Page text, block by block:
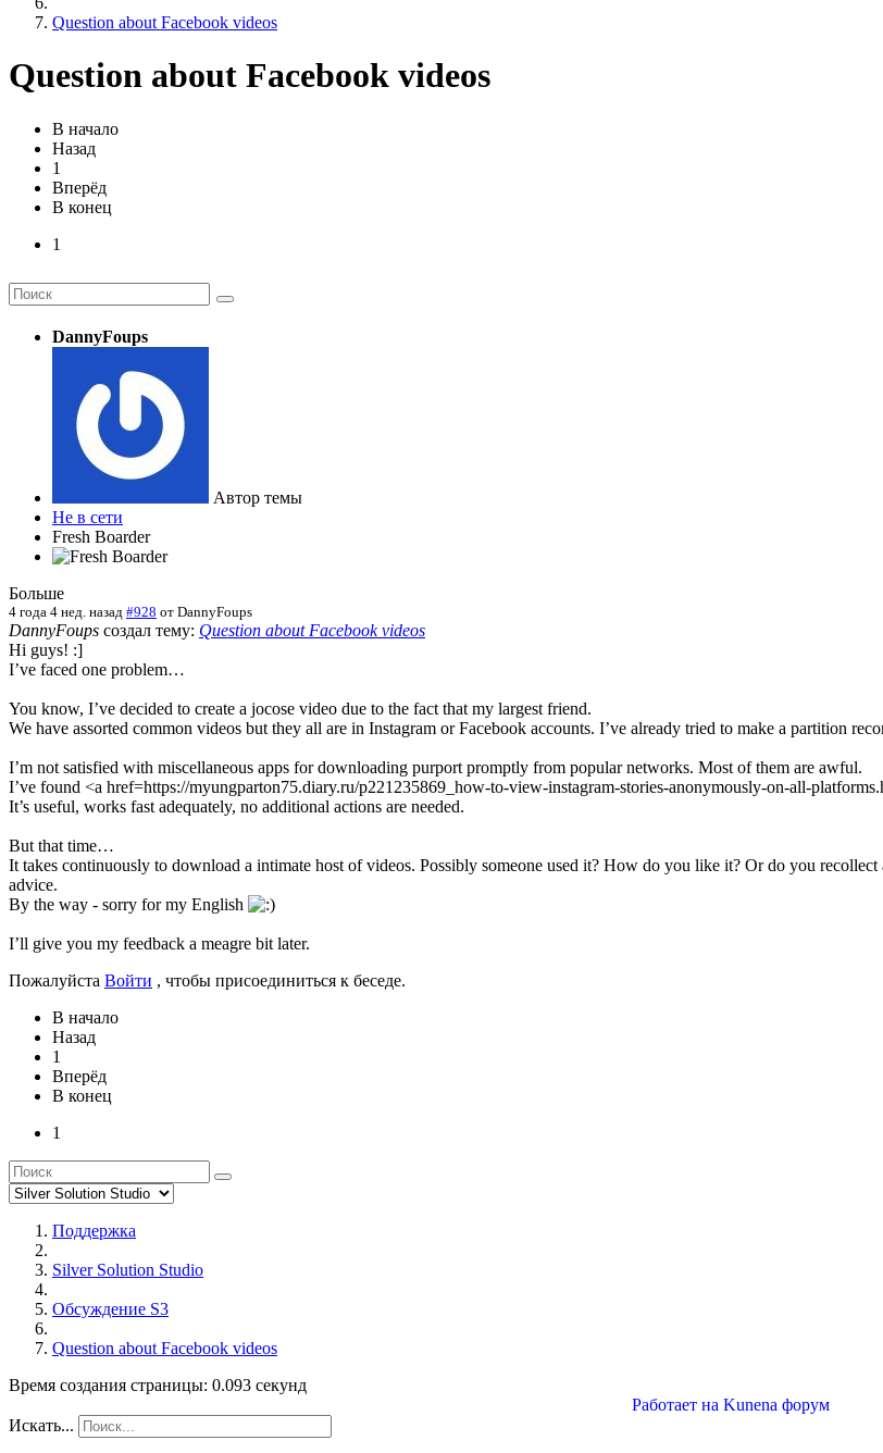
Question about Facebook videos
Question about Facebook videos
В начало
Назад
1
Вперёд
В конец
1
DannyFoups
Автор темы
Не в сети
Fresh Boarder
Больше
4 года 4 нед. назад #928 от DannyFoups
DannyFoups создал тему: Question about Facebook videos
Hi guys! :]
I’ve faced one problem…
You know, I’ve decided to create a jocose video due to the fact that my largest friend.
We have assorted common videos but they all are in Instagram or Facebook accounts. I’ve already tried to make a partition
I’m not satisfied with miscellaneous apps for downloading purport promptly from popular networks. Most of them are awful.
I’ve found <a href=https://myungparton75.diary.ru/p221235869_how-to-view-instagram-stories-anonymously-on-all-
It’s useful, works fast adequately, no additional actions are needed.
But that time…
It takes continuously to download a intimate host of videos. Possibly someone used it? How do you like it? Or do you
advice.
By the way - sorry for my English
I’ll give you my feedback a meagre bit later.
Пожалуйста Войти , чтобы присоединиться к беседе.
В начало
Назад
1
Вперёд
В конец
1
Поддержка
Silver Solution Studio
Обсуждение S3
Question about Facebook videos
Время создания страницы: 0.093 секунд
Работает на Kunena форум
Искать...